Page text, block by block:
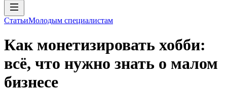
СтатьиМолодым специалистам
Как монетизировать хобби:
всё, что нужно знать о малом
бизнесе